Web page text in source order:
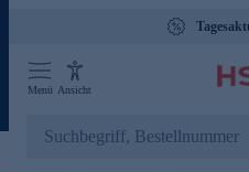
Menü Ansicht